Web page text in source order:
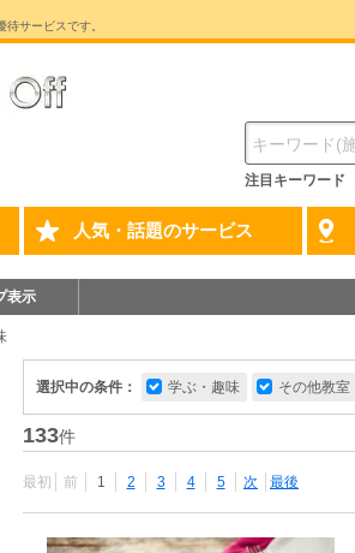
待サービスです。
注目キーワード
人気・話題のサービス
表示
選択中の条件： 学ぶ・趣味 その他教室
133件
最初 前 1 2 3 4 5 次 最後